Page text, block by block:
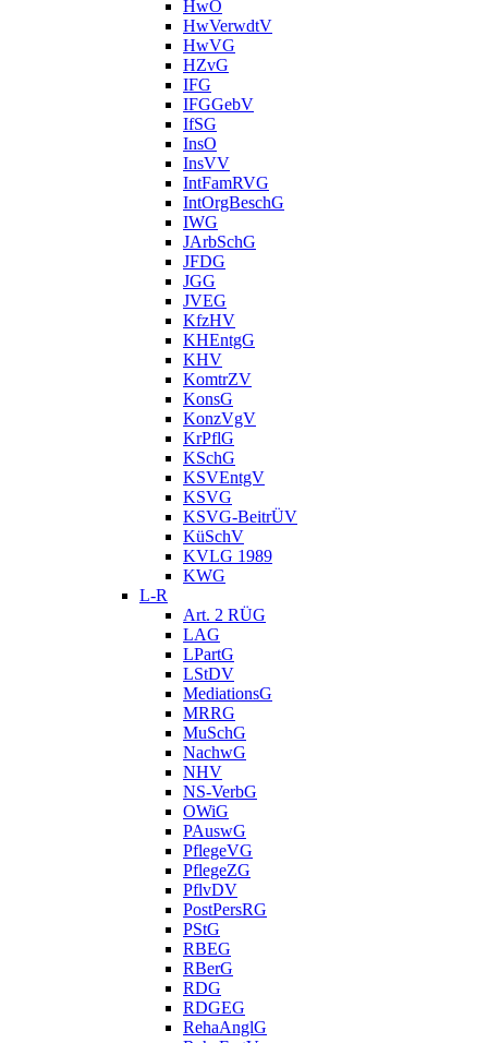
HwO
HwVerwdtV
HwVG
HZvG
IFG
IFGGebV
IfSG
InsO
InsVV
IntFamRVG
IntOrgBeschG
IWG
JArbSchG
JFDG
JGG
JVEG
KfzHV
KHEntgG
KHV
KomtrZV
KonsG
KonzVgV
KrPflG
KSchG
KSVEntgV
KSVG
KSVG-BeitrÜV
KüSchV
KVLG 1989
KWG
L-R
Art. 2 RÜG
LAG
LPartG
LStDV
MediationsG
MRRG
MuSchG
NachwG
NHV
NS-VerbG
OWiG
PAuswG
PflegeVG
PflegeZG
PflvDV
PostPersRG
PStG
RBEG
RBerG
RDG
RDGEG
RehaAnglG